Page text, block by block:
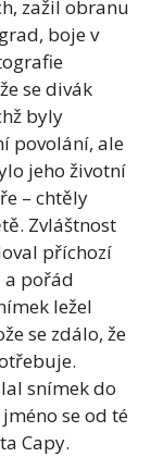
zažil obranu
boje v
se divák
byly
povolání, ale
jeho životní
– chtěly
Zvláštnost
příchozí
a pořád
ležel
se zdálo, že
snímek do
se od té
Capy.